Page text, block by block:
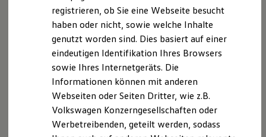
Volkswagen R und R Experience
R-Modelle
R Experience
Driving Experience
Volkswagen entdecken
Werkbesichtigung
Lifestyle Shop
T-Roc Kollektion
Golf Kollektion
ID. Kollektion
Volkswagen Kollektion
Der T-Cross
Wendig, flexibel, vielseitig. Entdecken Sie den
T‑Cross.
Mehr zum T-Cross erfahren
registrieren, ob Sie eine Webseite besucht
haben oder nicht, sowie welche Inhalte
genutzt worden sind. Dies basiert auf einer
eindeutigen Identifikation Ihres Browsers
sowie Ihres Internetgeräts. Die
Informationen können mit anderen
Webseiten oder Seiten Dritter, wie z.B.
Volkswagen Konzerngesellschaften oder
Werbetreibenden, geteilt werden, sodass